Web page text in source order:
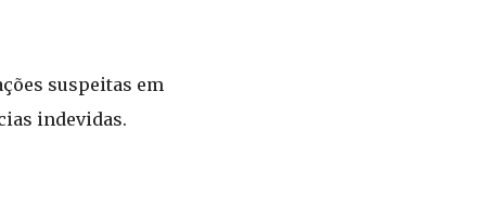
suspeitas em
indevidas.